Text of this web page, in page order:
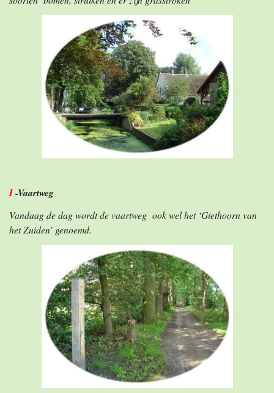
I-Vaartweg
Vandaag de dag wordtde vaartweg ook wel het ‘Giethoorn van
het Zuiden’ genoemd.